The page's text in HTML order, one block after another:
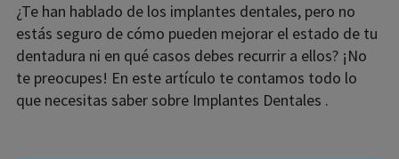
¿Te han hablado de los implantes dentales, pero no
estás seguro de cómo pueden mejorar el estado de tu
dentadura ni en qué casos debes recurrir a ellos? ¡No
te preocupes! En este artículo te contamos todo lo
que necesitas saber sobre Implantes Dentales .